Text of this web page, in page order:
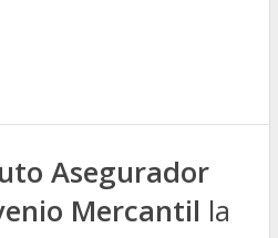
Asegurador
Mercantil la